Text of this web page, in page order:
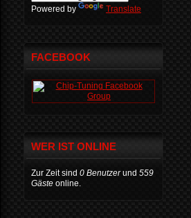
Powered by Translate
FACEBOOK
WER IST ONLINE
Zur Zeit sind 0 Benutzerund 559
Gäste online.